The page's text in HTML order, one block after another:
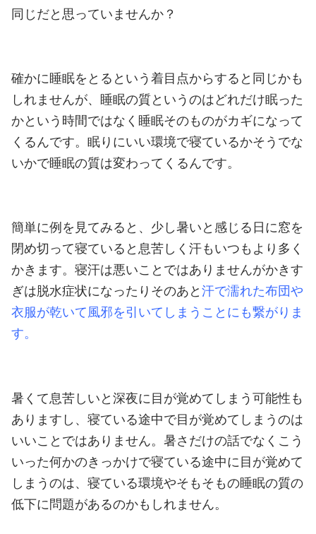
同じだと思っていませんか？
確かに睡眠をとるという着目点からすると同じかも
しれませんが、睡眠の質というのはどれだけ眠った
かという時間ではなく睡眠そのものがカギになって
くるんです。 眠りにいい環境で寝ているかそうでな
いかで睡眠の質は変わってくるんです。
簡単に例を見てみると、少し暑いと感じる日に窓を
閉め切って寝ていると息苦しく汗もいつもより多く
かきます。寝汗は悪いことではありませんがかきす
ぎは脱水症状になったりそのあと 汗で濡れた布団や
衣服が乾いて風邪を引いてしまうことにも繋がりま
す。
暑くて息苦しいと深夜に目が覚めてしまう可能性も
ありますし、寝ている途中で目が覚めてしまうのは
いいことではありません。 暑さだけの話でなくこう
いった何かのきっかけで寝ている途中に目が覚めて
しまうのは、寝ている環境やそもそもの睡眠の質の
低下に問題があるのかもしれません。